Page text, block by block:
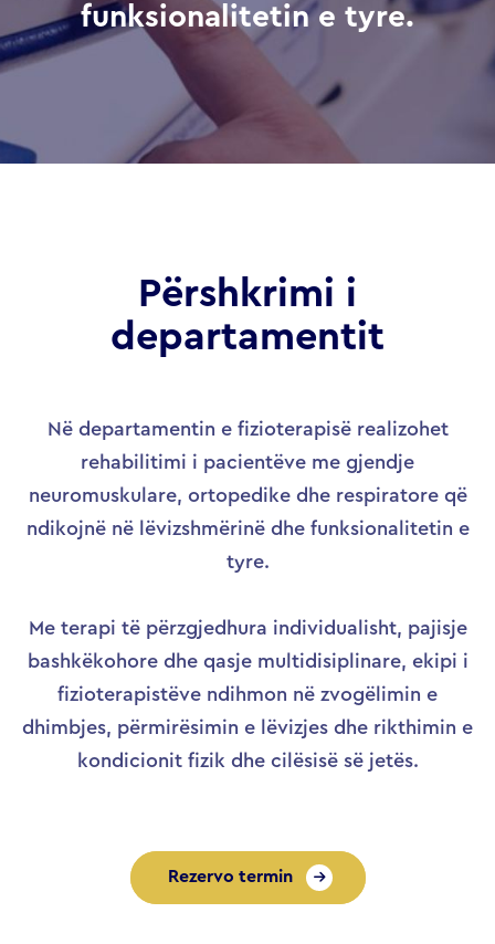
funksionalitetin e tyre.
Përshkrimi i
departamentit
Në departamentin e fizioterapisë realizohet
rehabilitimi i pacientëve me gjendje
neuromuskulare, ortopedike dhe respiratore që
ndikojnë në lëvizshmërinë dhe funksionalitetin e
tyre.
Me terapi të përzgjedhura individualisht, pajisje
bashkëkohore dhe qasje multidisiplinare, ekipi i
fizioterapistëve ndihmon në zvogëlimin e
dhimbjes, përmirësimin e lëvizjes dhe rikthimin e
kondicionit fizik dhe cilësisë së jetës.
Rezervo termin